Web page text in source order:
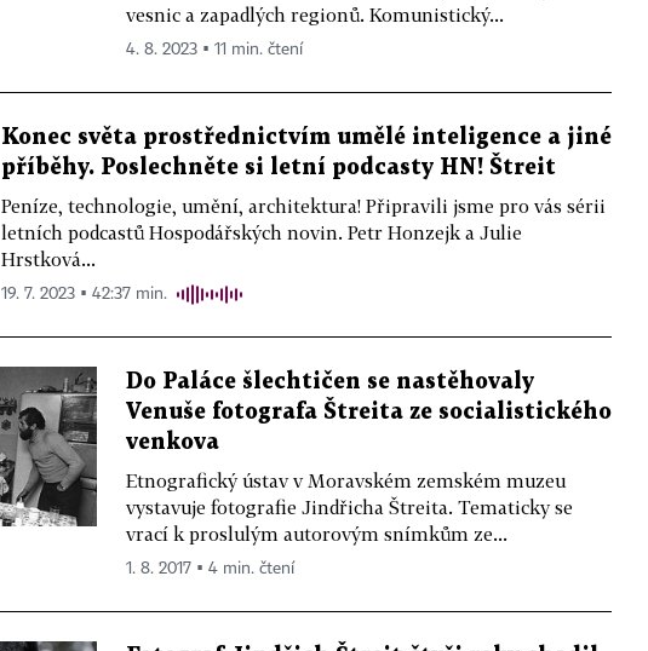
vesnic a zapadlých regionů. Komunistický...
4. 8. 2023 ▪ 11 min. čtení
Konec světa prostřednictvím umělé inteligence a jiné
příběhy. Poslechněte si letní podcasty HN! Štreit
Peníze, technologie, umění, architektura! Připravili jsme pro vás sérii
letních podcastů Hospodářských novin. Petr Honzejk a Julie
Hrstková...
19. 7. 2023 ▪ 42:37 min.
Do Paláce šlechtičen se nastěhovaly
Venuše fotografa Štreita ze socialistického
venkova
Etnografický ústav v Moravském zemském muzeu
vystavuje fotografie Jindřicha Štreita. Tematicky se
vrací k proslulým autorovým snímkům ze...
1. 8. 2017 ▪ 4 min. čtení